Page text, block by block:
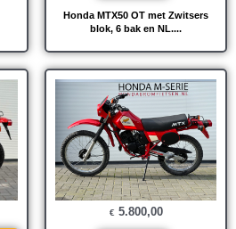
Honda MTX50 OT met Zwitsers
blok, 6 bak en NL....
€ 5.800,00